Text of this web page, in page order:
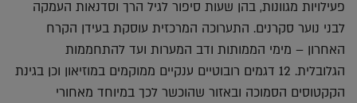
פעילויות מגוונות, בהן שעות סיפור לגיל הרך וסדנאות העמקה
לבני נוער סקרנים. התערוכה המרכזית עוסקת בעידן הקרח
האחרון – מימי הממותות ודב המערות ועד להתחממות
הגלובלית. 12 דגמים רובוטיים ענקיים ממוקמים במוזיאון וכן בגינת
הקקטוסים הסמוכה ובאזור שהוכשר לכך במיוחד מאחורי